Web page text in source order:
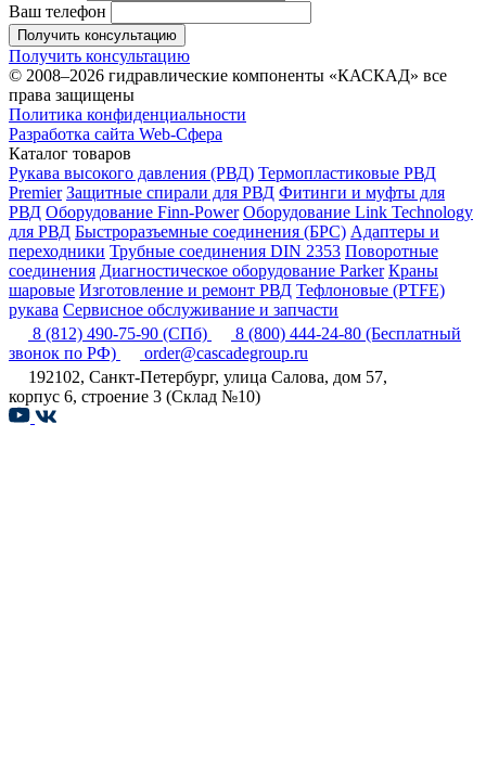
Ваш телефон
Получить консультацию
Получить консультацию
© 2008–2026 гидравлические компоненты «КАСКАД» все
права защищены
Политика конфиденциальности
Разработка сайта Web-Сфера
Каталог товаров
Рукава высокого давления (РВД) Термопластиковые РВД
Premier Защитные спирали для РВД Фитинги и муфты для
РВД Оборудование Finn-Power Оборудование Link Technology
для РВД Быстроразъемные соединения (БРС) Адаптеры и
переходники Трубные соединения DIN 2353 Поворотные
соединения Диагностическое оборудование Parker Краны
шаровые Изготовление и ремонт РВД Тефлоновые (PTFE)
рукава Сервисное обслуживание и запчасти
8 (812) 490-75-90 (СПб) 8 (800) 444-24-80 (Бесплатный
звонок по РФ)
order@cascadegroup.ru
192102, Санкт-Петербург, улица Салова, дом 57,
корпус 6, строение 3 (Склад №10)